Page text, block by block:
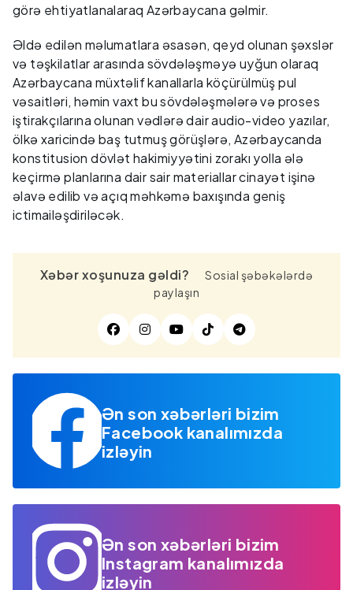
görə ehtiyatlanalaraq Azərbaycana gəlmir.
Əldə edilən məlumatlara əsasən, qeyd olunan şəxslər
və təşkilatlar arasında sövdələşməyə uyğun olaraq
Azərbaycana müxtəlif kanallarla köçürülmüş pul
vəsaitləri, həmin vaxt bu sövdələşmələrə və proses
iştirakçılarına olunan vədlərə dair audio-video yazılar,
ölkə xaricində baş tutmuş görüşlərə, Azərbaycanda
konstitusion dövlət hakimiyyətini zorakı yolla ələ
keçirmə planlarına dair sair materiallar cinayət işinə
əlavə edilib və açıq məhkəmə baxışında geniş
ictimailəşdiriləcək.
Xəbər xoşunuza gəldi?
Sosial şəbəkələrdə
paylaşın
Ən son xəbərləri bizim
Facebook kanalımızda
izləyin
Ən son xəbərləri bizim
Instagram kanalımızda
izləyin